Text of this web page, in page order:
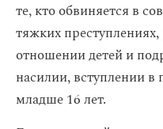
те, кто обвиняется в
тяжких
отношении детей и
насилии, вступлении в
младше 16 лет.